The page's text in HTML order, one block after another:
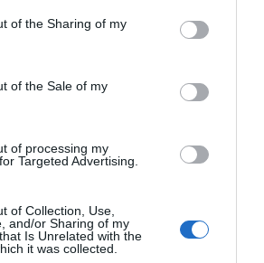
or usage behaviour. You may click to
to Google and its third-party tags to
specified purposes in below Google
of the Sharing of my
of the Sale of my
of processing my
Targeted Advertising.
of Collection, Use,
and/or Sharing of my
Is Unrelated with the
it was collected.
kategóriák
szerint